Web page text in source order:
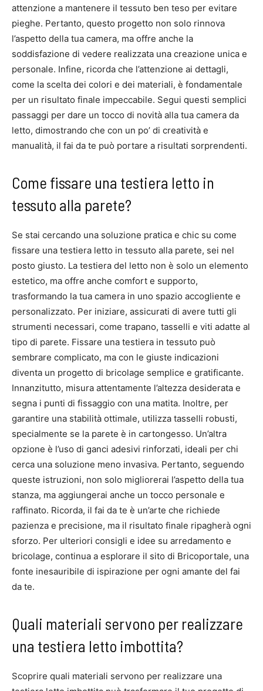
attenzione a mantenere il tessuto ben teso per evitare
pieghe. Pertanto, questo progetto non solo rinnova
l’aspetto della tua camera, ma offre anche la
soddisfazione di vedere realizzata una creazione unica e
personale. Infine, ricorda che l’attenzione ai dettagli,
come la scelta dei colori e dei materiali, è fondamentale
per un risultato finale impeccabile. Segui questi semplici
passaggi per dare un tocco di novità alla tua camera da
letto, dimostrando che con un po’ di creatività e
manualità, il fai da te può portare a risultati sorprendenti.
Come fissare una testiera letto in
tessuto alla parete?
Se stai cercando una soluzione pratica e chic su come
fissare una testiera letto in tessuto alla parete, sei nel
posto giusto. La testiera del letto non è solo un elemento
estetico, ma offre anche comfort e supporto,
trasformando la tua camera in uno spazio accogliente e
personalizzato. Per iniziare, assicurati di avere tutti gli
strumenti necessari, come trapano, tasselli e viti adatte al
tipo di parete. Fissare una testiera in tessuto può
sembrare complicato, ma con le giuste indicazioni
diventa un progetto di bricolage semplice e gratificante.
Innanzitutto, misura attentamente l’altezza desiderata e
segna i punti di fissaggio con una matita. Inoltre, per
garantire una stabilità ottimale, utilizza tasselli robusti,
specialmente se la parete è in cartongesso. Un’altra
opzione è l’uso di ganci adesivi rinforzati, ideali per chi
cerca una soluzione meno invasiva. Pertanto, seguendo
queste istruzioni, non solo migliorerai l’aspetto della tua
stanza, ma aggiungerai anche un tocco personale e
raffinato. Ricorda, il fai da te è un’arte che richiede
pazienza e precisione, ma il risultato finale ripagherà ogni
sforzo. Per ulteriori consigli e idee su arredamento e
bricolage, continua a esplorare il sito di Bricoportale, una
fonte inesauribile di ispirazione per ogni amante del fai
da te.
Quali materiali servono per realizzare
una testiera letto imbottita?
Scoprire quali materiali servono per realizzare una